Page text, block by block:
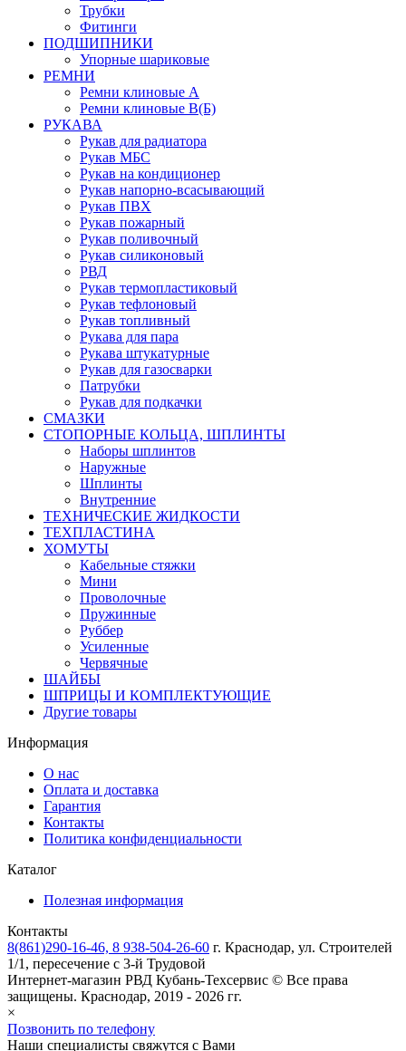
Трубки
Фитинги
ПОДШИПНИКИ
Упорные шариковые
РЕМНИ
Ремни клиновые А
Ремни клиновые В(Б)
РУКАВА
Рукав для радиатора
Рукав МБС
Рукав на кондиционер
Рукав напорно-всасывающий
Рукав ПВХ
Рукав пожарный
Рукав поливочный
Рукав силиконовый
РВД
Рукав термопластиковый
Рукав тефлоновый
Рукав топливный
Рукава для пара
Рукава штукатурные
Рукав для газосварки
Патрубки
Рукав для подкачки
СМАЗКИ
СТОПОРНЫЕ КОЛЬЦА, ШПЛИНТЫ
Наборы шплинтов
Наружные
Шплинты
Внутренние
ТЕХНИЧЕСКИЕ ЖИДКОСТИ
ТЕХПЛАСТИНА
ХОМУТЫ
Кабельные стяжки
Мини
Проволочные
Пружинные
Руббер
Усиленные
Червячные
ШАЙБЫ
ШПРИЦЫ И КОМПЛЕКТУЮЩИЕ
Другие товары
Информация
О нас
Оплата и доставка
Гарантия
Контакты
Политика конфиденциальности
Каталог
Полезная информация
Контакты
8(861)290-16-46, 8 938-504-26-60 г. Краснодар, ул. Строителей
1/1, пересечение с 3-й Трудовой
Интернет-магазин РВД Кубань-Техсервис © Все права
защищены. Краснодар, 2019 - 2026 гг.
×
Позвонить по телефону
Наши специалисты свяжутся с Вами